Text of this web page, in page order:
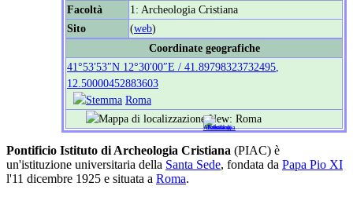
Facoltà
1: Archeologia Cristiana
Sito
(web)
Coordinate geografiche
41°53′53″N 12°30′00″E / 41.89798323732495,
12.50000452883603
Roma
Pontificio Istituto di Archeologia Cristiana (PIAC) è
un'istituzione universitaria della Santa Sede, fondata da Papa Pio XI
l'11 dicembre 1925 e situata a Roma.